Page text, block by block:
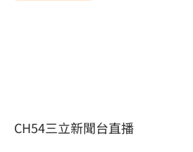
CH54三立新聞台直播